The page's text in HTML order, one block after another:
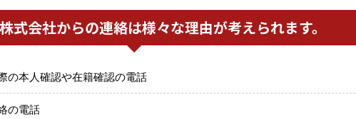
式会社からの連絡は様々な理由が考えられます。
の本人確認や在籍確認の電話
の電話